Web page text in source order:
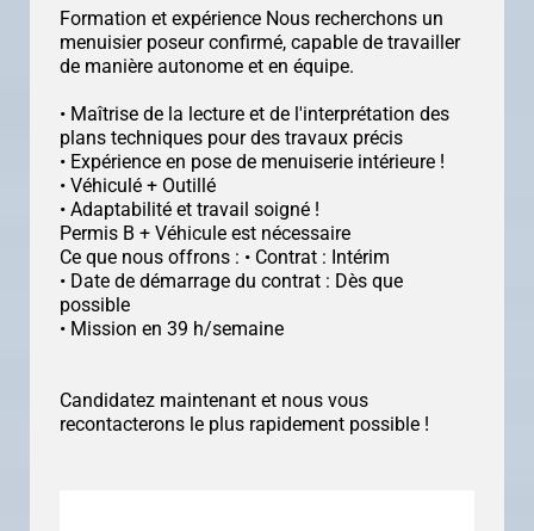
Formation et expérience Nous recherchons un
menuisier poseur confirmé, capable de travailler
de manière autonome et en équipe.
• Maîtrise de la lecture et de l'interprétation des
plans techniques pour des travaux précis
• Expérience en pose de menuiserie intérieure !
• Véhiculé + Outillé
• Adaptabilité et travail soigné !
Permis B + Véhicule est nécessaire
Ce que nous offrons : • Contrat : Intérim
• Date de démarrage du contrat : Dès que
possible
• Mission en 39 h/semaine
Candidatez maintenant et nous vous
recontacterons le plus rapidement possible !